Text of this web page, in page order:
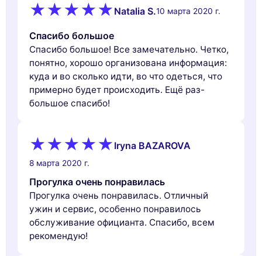
Natalia S.10 марта 2020 г.
Спасибо большое
Спасибо большое! Все замечательно. Четко,
понятно, хорошо организована информация:
куда и во сколько идти, во что одеться, что
примерно будет происходить. Ещё раз-
большое спасибо!
Iryna BAZAROVA
8 марта 2020 г.
Прогулка очень понравилась
Прогулка очень понравилась. Отличный
ужин и сервис, особенно понравилось
обслуживание официанта. Спасибо, всем
рекомендую!